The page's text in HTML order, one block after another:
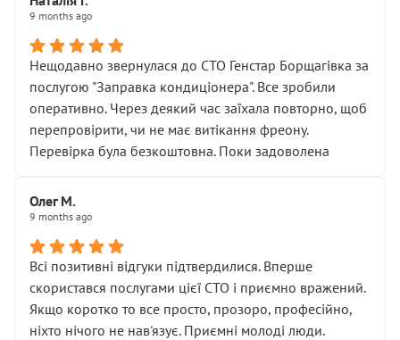
9 months ago
Нещодавно звернулася до СТО Генстар Борщагівка за
послугою "Заправка кондиціонера". Все зробили
оперативно. Через деякий час заїхала повторно, щоб
перепровірити, чи не має витікання фреону.
Перевірка була безкоштовна. Поки задоволена
Олег М.
9 months ago
Всі позитивні відгуки підтвердилися. Вперше
скористався послугами цієї СТО і приємно вражений.
Якщо коротко то все просто, прозоро, професійно,
ніхто нічого не нав'язує. Приємні молоді люди.